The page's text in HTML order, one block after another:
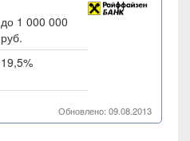
до 1 000 000
руб.
19,5%
Обновлено: 09.08.2013